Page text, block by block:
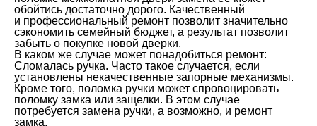
обойтись достаточно дорого. Качественный
и профессиональный ремонт позволит значительно
сэкономить семейный бюджет, а результат позволит
забыть о покупке новой дверки.
В каком же случае может понадобиться ремонт:
Сломалась ручка. Часто такое случается, если
установлены некачественные запорные механизмы.
Кроме того, поломка ручки может спровоцировать
поломку замка или защелки. В этом случае
потребуется замена ручки, а возможно, и ремонт
замка.